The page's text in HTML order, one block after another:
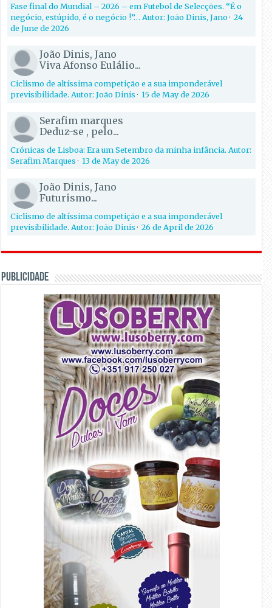
Fase final do Mundial – 2026 – em Futebol de Selecções. “É o
negócio, estúpido, é o negócio !”… Autor: João Dinis, Jano·24
de June de 2026
João Dinis, Jano
Viva Afonso Eulálio...
Ciclismo de altíssima competição e a sua imponderável
previsibilidade. Autor: João Dinis·15 de May de 2026
Serafim marques
Deduz-se , pelo...
Crónicas de Lisboa: Era um Setembro da minha infância. Autor:
Serafim Marques·13 de May de 2026
João Dinis, Jano
Futurismo...
Ciclismo de altíssima competição e a sua imponderável
previsibilidade. Autor: João Dinis·26 de April de 2026
PUBLICIDADE